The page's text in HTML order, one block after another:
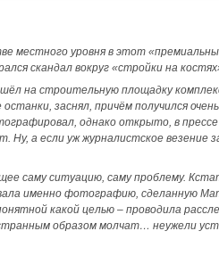
местного уровня в этот
скандал вокруг «стройки на
на строительную площадку
заснял, причём получился
однако открыто, в
Ну, а если уж журналистское везение
саму ситуацию, саму проблему.
именно фотографию, сделанную
какой целью – проводила
образом молчат… неужели